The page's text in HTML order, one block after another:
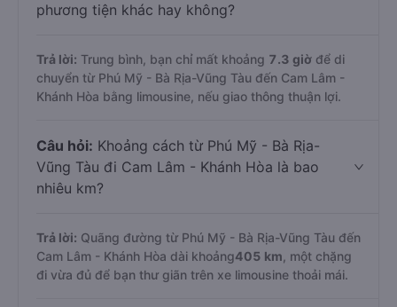
phương tiện khác hay không?
Trả lời: Trung bình, bạn chỉ mất khoảng 7.3 giờ để di
chuyển từ Phú Mỹ - Bà Rịa-Vũng Tàu đến Cam Lâm -
Khánh Hòa bằng limousine, nếu giao thông thuận lợi.
Câu hỏi: Khoảng cách từ Phú Mỹ - Bà Rịa-
Vũng Tàu đi Cam Lâm - Khánh Hòa là bao
nhiêu km?
Trả lời: Quãng đường từ Phú Mỹ - Bà Rịa-Vũng Tàu đến
Cam Lâm - Khánh Hòa dài khoảng405 km , một chặng
đi vừa đủ để bạn thư giãn trên xe limousine thoải mái.